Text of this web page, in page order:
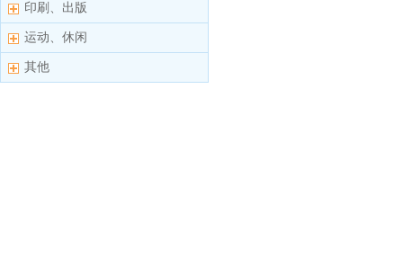
印刷、出版
运动、休闲
其他